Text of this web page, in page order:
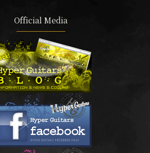
Official Media